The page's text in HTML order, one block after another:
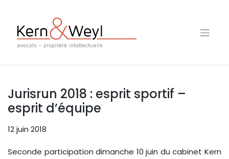
content
Jurisrun 2018 : esprit sportif –
esprit d’équipe
12 juin 2018
Seconde participation dimanche 10 juin du cabinet Kern